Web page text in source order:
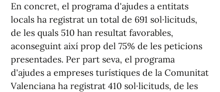
En concret, el programa d'ajudes a entitats
locals ha registrat un total de 691 sol·licituds,
de les quals 510 han resultat favorables,
aconseguint així prop del 75% de les peticions
presentades. Per part seva, el programa
d'ajudes a empreses turístiques de la Comunitat
Valenciana ha registrat 410 sol·licituds, de les